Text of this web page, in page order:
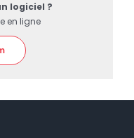
logiciel ?
en ligne